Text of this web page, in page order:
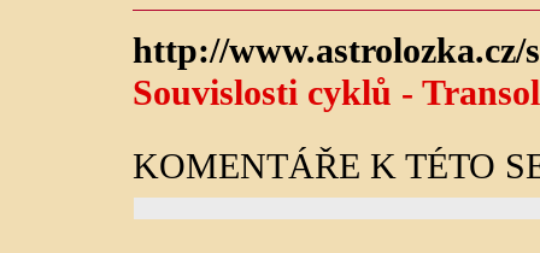
http://www.astrolozka.cz/
Souvislosti cyklů -
KOMENTÁŘE K TÉTO